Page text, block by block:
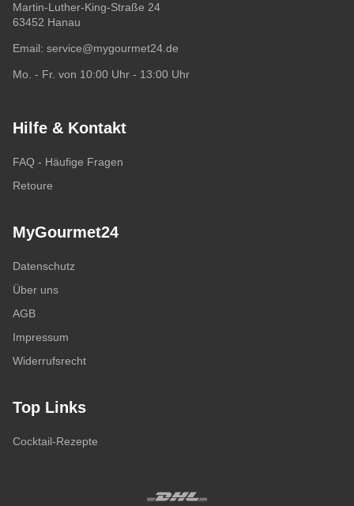
Martin-Luther-King-Straße 24
63452 Hanau
Email: service@mygourmet24.de
Mo. - Fr. von 10:00 Uhr - 13:00 Uhr
Hilfe & Kontakt
FAQ - Häufige Fragen
Retoure
MyGourmet24
Datenschutz
Über uns
AGB
Impressum
Widerrufsrecht
Top Links
Cocktail-Rezepte